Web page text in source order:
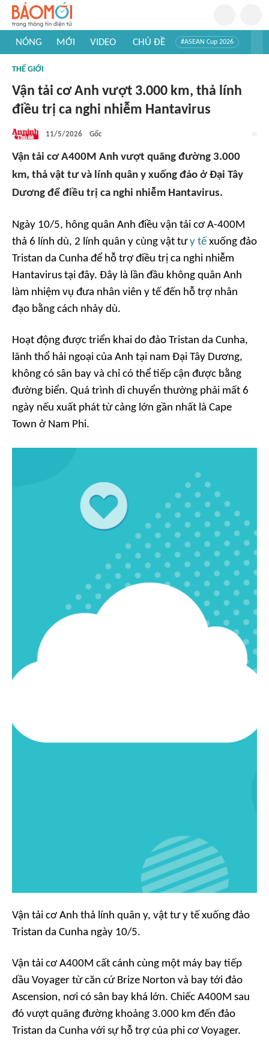
NÓNG MỚI VIDEO CHỦ ĐỀ #ASEAN Cup 2026
#Khám phá thế giới
THẾ GIỚI
Vận tải cơ Anh vượt 3.000 km, thả lính
điều trị ca nghi nhiễm Hantavirus
11/5/2026 Gốc
Vận tải cơ A400M Anh vượt quãng đường 3.000
km, thả vật tư và lính quân y xuống đảo ở Đại Tây
Dương để điều trị ca nghi nhiễm Hantavirus.
Ngày 10/5, hông quân Anh điều vận tải cơ A-400M
thả 6 lính dù, 2 lính quân y cùng vật tưy tế xuống đảo
Tristan da Cunha để hỗ trợ điều trị ca nghi nhiễm
Hantavirus tại đây. Đây là lần đầu không quân Anh
làm nhiệm vụ đưa nhân viên y tế đến hỗ trợ nhân
đạo bằng cách nhảy dù.
Hoạt động được triển khai do đảo Tristan da Cunha,
lãnh thổ hải ngoại của Anh tại nam Đại Tây Dương,
không có sân bay và chỉ có thể tiếp cận được bằng
đường biển. Quá trình di chuyển thường phải mất 6
ngày nếu xuất phát từ cảng lớn gần nhất là Cape
Town ở Nam Phi.
Vận tải cơ Anh thả lính quân y, vật tư y tế xuống đảo
Tristan da Cunha ngày 10/5.
Vận tải cơ A400M cất cánh cùng một máy bay tiếp
dầu Voyager từ căn cứ Brize Norton và bay tới đảo
Ascension, nơi có sân bay khá lớn. Chiếc A400M sau
đó vượt quãng đường khoảng 3.000 km đến đảo
Tristan da Cunha với sự hỗ trợ của phi cơ Voyager.